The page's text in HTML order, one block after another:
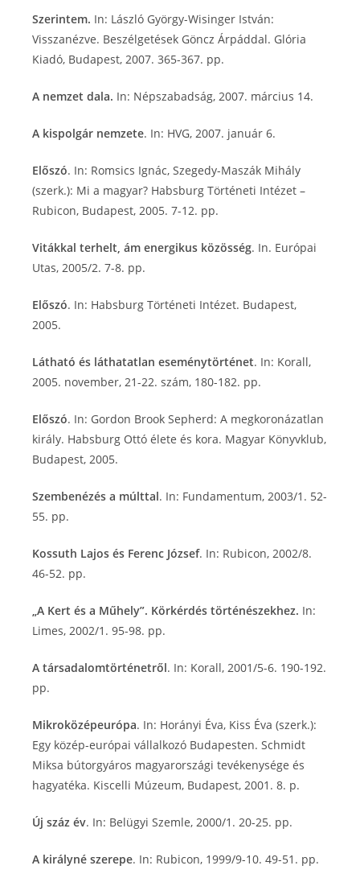
Szerintem. In: László György-Wisinger István:
Visszanézve. Beszélgetések Göncz Árpáddal. Glória
Kiadó, Budapest, 2007. 365-367. pp.
A nemzet dala. In: Népszabadság, 2007. március 14.
A kispolgár nemzete. In: HVG, 2007. január 6.
Előszó. In: Romsics Ignác, Szegedy-Maszák Mihály
(szerk.): Mi a magyar? Habsburg Történeti Intézet –
Rubicon, Budapest, 2005. 7-12. pp.
Vitákkal terhelt, ám energikus közösség. In. Európai
Utas, 2005/2. 7-8. pp.
Előszó. In: Habsburg Történeti Intézet. Budapest,
2005.
Látható és láthatatlan eseménytörténet. In: Korall,
2005. november, 21-22. szám, 180-182. pp.
Előszó. In: Gordon Brook Sepherd: A megkoronázatlan
király. Habsburg Ottó élete és kora. Magyar Könyvklub,
Budapest, 2005.
Szembenézés a múlttal. In: Fundamentum, 2003/1. 52-
55. pp.
Kossuth Lajos és Ferenc József. In: Rubicon, 2002/8.
46-52. pp.
„A Kert és a Műhely”. Körkérdés történészekhez. In:
Limes, 2002/1. 95-98. pp.
A társadalomtörténetről. In: Korall, 2001/5-6. 190-192.
pp.
Mikroközépeurópa. In: Horányi Éva, Kiss Éva (szerk.):
Egy közép-európai vállalkozó Budapesten. Schmidt
Miksa bútorgyáros magyarországi tevékenysége és
hagyatéka. Kiscelli Múzeum, Budapest, 2001. 8. p.
Új száz év. In: Belügyi Szemle, 2000/1. 20-25. pp.
A királyné szerepe. In: Rubicon, 1999/9-10. 49-51. pp.